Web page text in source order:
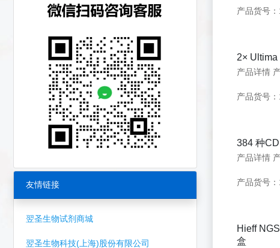
友情链接
翌圣生物试剂商城
翌圣生物科技(上海)股份有限公司
产品货号
2×
产品货号
384 种
产品货号
Hieff
盒